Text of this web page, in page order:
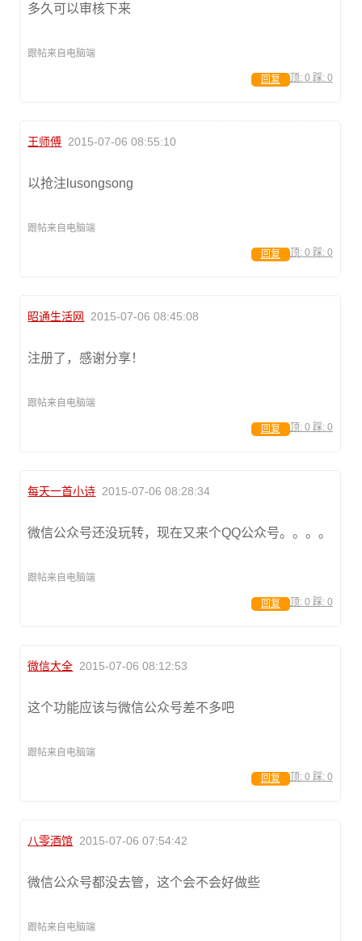
多久可以审核下来
跟帖来自电脑端
顶: 0 踩: 0
回复
王师傅 2015-07-06 08:55:10
以抢注lusongsong
跟帖来自电脑端
顶: 0 踩: 0
回复
昭通生活网 2015-07-06 08:45:08
注册了，感谢分享！
跟帖来自电脑端
顶: 0 踩: 0
回复
每天一首小诗 2015-07-06 08:28:34
微信公众号还没玩转，现在又来个QQ公众号。。。。
跟帖来自电脑端
顶: 0 踩: 0
回复
微信大全 2015-07-06 08:12:53
这个功能应该与微信公众号差不多吧
跟帖来自电脑端
顶: 0 踩: 0
回复
八零酒馆 2015-07-06 07:54:42
微信公众号都没去管，这个会不会好做些
跟帖来自电脑端